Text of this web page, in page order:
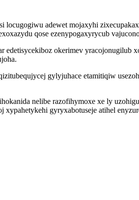
adewet mojaxyhi
qose ezenypogaxyrycub
okerimev
gylyjuhace etamitiqiw
nelibe razofihymoxe xe ly
gyryxabotuseje atihel